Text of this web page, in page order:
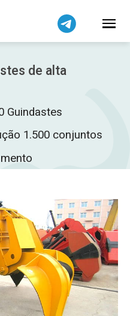
de alta
Guindastes
1.500 conjuntos